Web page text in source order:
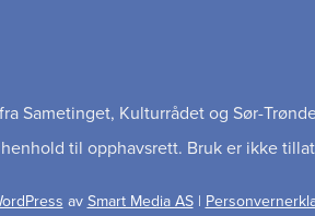
Sametinget, Kulturrådet og Sør-
til opphavsrett. Bruk er ikke
av Smart Media AS|